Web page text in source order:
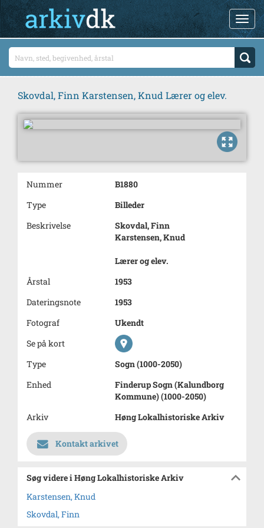
Skovdal, Finn Karstensen, Knud Lærer og elev.
Nummer
B1880
Type
Billeder
Beskrivelse
Skovdal, Finn
Karstensen, Knud
Lærer og elev.
Årstal
1953
Dateringsnote
1953
Fotograf
Ukendt
Se på kort
Type
Sogn (1000-2050)
Enhed
Finderup Sogn (Kalundborg
Kommune) (1000-2050)
Arkiv
Høng Lokalhistoriske Arkiv
Kontakt arkivet
Søg videre i Høng Lokalhistoriske Arkiv
Karstensen, Knud
Skovdal, Finn